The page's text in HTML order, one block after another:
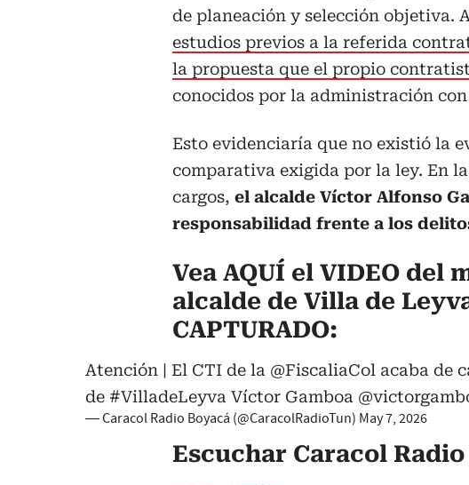
de planeación y selección objetiva.
estudios previos a la referida
la propuesta que el propio
conocidos por la administración
Esto evidenciaría que no existió la
comparativa exigida por la ley. En
cargos, el alcalde Víctor Alfonso
responsabilidad frente a los
Vea AQUÍ el VIDEO del
alcalde de Villa de
CAPTURADO:
Atención | El CTI de la @FiscaliaCol acaba de
de #VilladeLeyva Víctor Gamboa
— Caracol Radio Boyacá (@CaracolRadioTun) May 7, 2026
Escuchar Caracol Radio